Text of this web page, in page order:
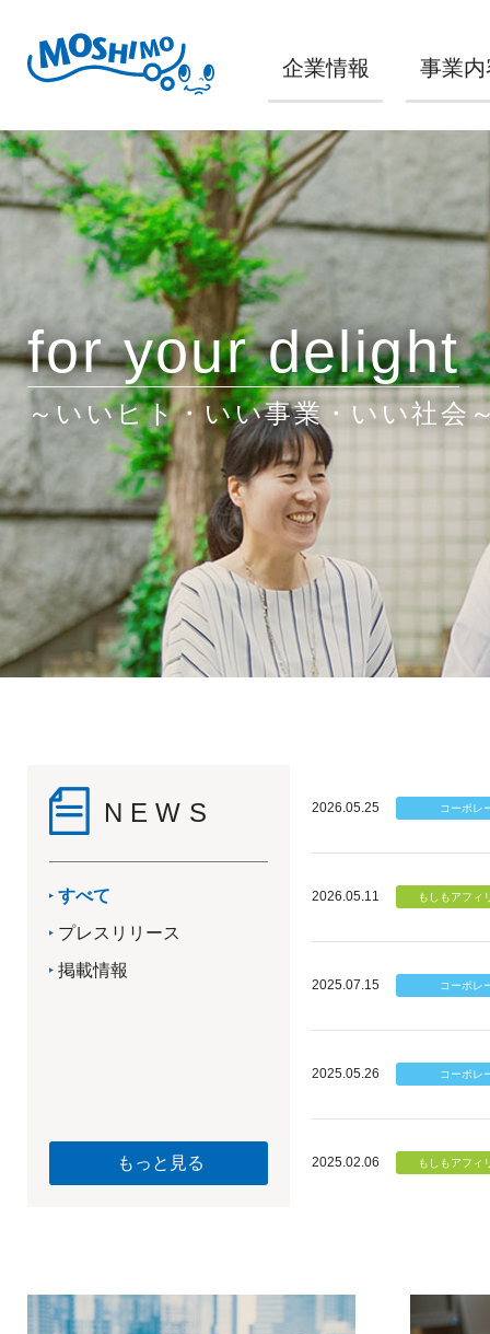
企業情報 事業内
for your delight
～いいヒト・いい事業・いい社会
NEWS
すべて
プレスリリース
掲載情報
もっと見る
2026.05.25
2026.05.11
2025.07.15
2025.05.26
2025.02.06